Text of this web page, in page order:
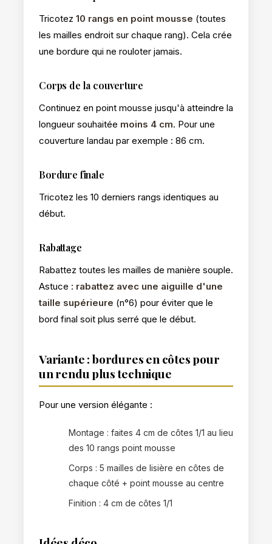
Tricotez 10 rangs en point mousse (toutes
les mailles endroit sur chaque rang). Cela crée
une bordure qui ne rouloter jamais.
Corps de la couverture
Continuez en point mousse jusqu'à atteindre la
longueur souhaitée moins 4 cm. Pour une
couverture landau par exemple : 86 cm.
Bordure finale
Tricotez les 10 derniers rangs identiques au
début.
Rabattage
Rabattez toutes les mailles de manière souple.
Astuce : rabattez avec une aiguille d'une
taille supérieure (n°6) pour éviter que le
bord final soit plus serré que le début.
Variante : bordures en côtes pour
un rendu plus technique
Pour une version élégante :
Montage : faites 4 cm de côtes 1/1 au lieu
des 10 rangs point mousse
Corps : 5 mailles de lisière en côtes de
chaque côté + point mousse au centre
Finition : 4 cm de côtes 1/1